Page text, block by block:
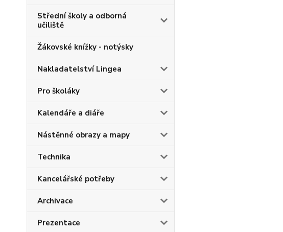
Střední školy a odborná
učiliště
Žákovské knížky - notýsky
Nakladatelství Lingea
Pro školáky
Kalendáře a diáře
Nástěnné obrazy a mapy
Technika
Kancelářské potřeby
Archivace
Prezentace